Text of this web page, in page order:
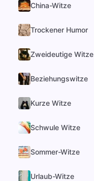
China-Witze
Trockener Humor
Zweideutige Witze
Beziehungswitze
Kurze Witze
Schwule Witze
Sommer-Witze
Urlaub-Witze